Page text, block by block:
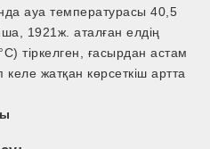
ауа температурасы 40,5
1921ж. аталған елдің
тіркелген, ғасырдан астам
жатқан көрсеткіш артта